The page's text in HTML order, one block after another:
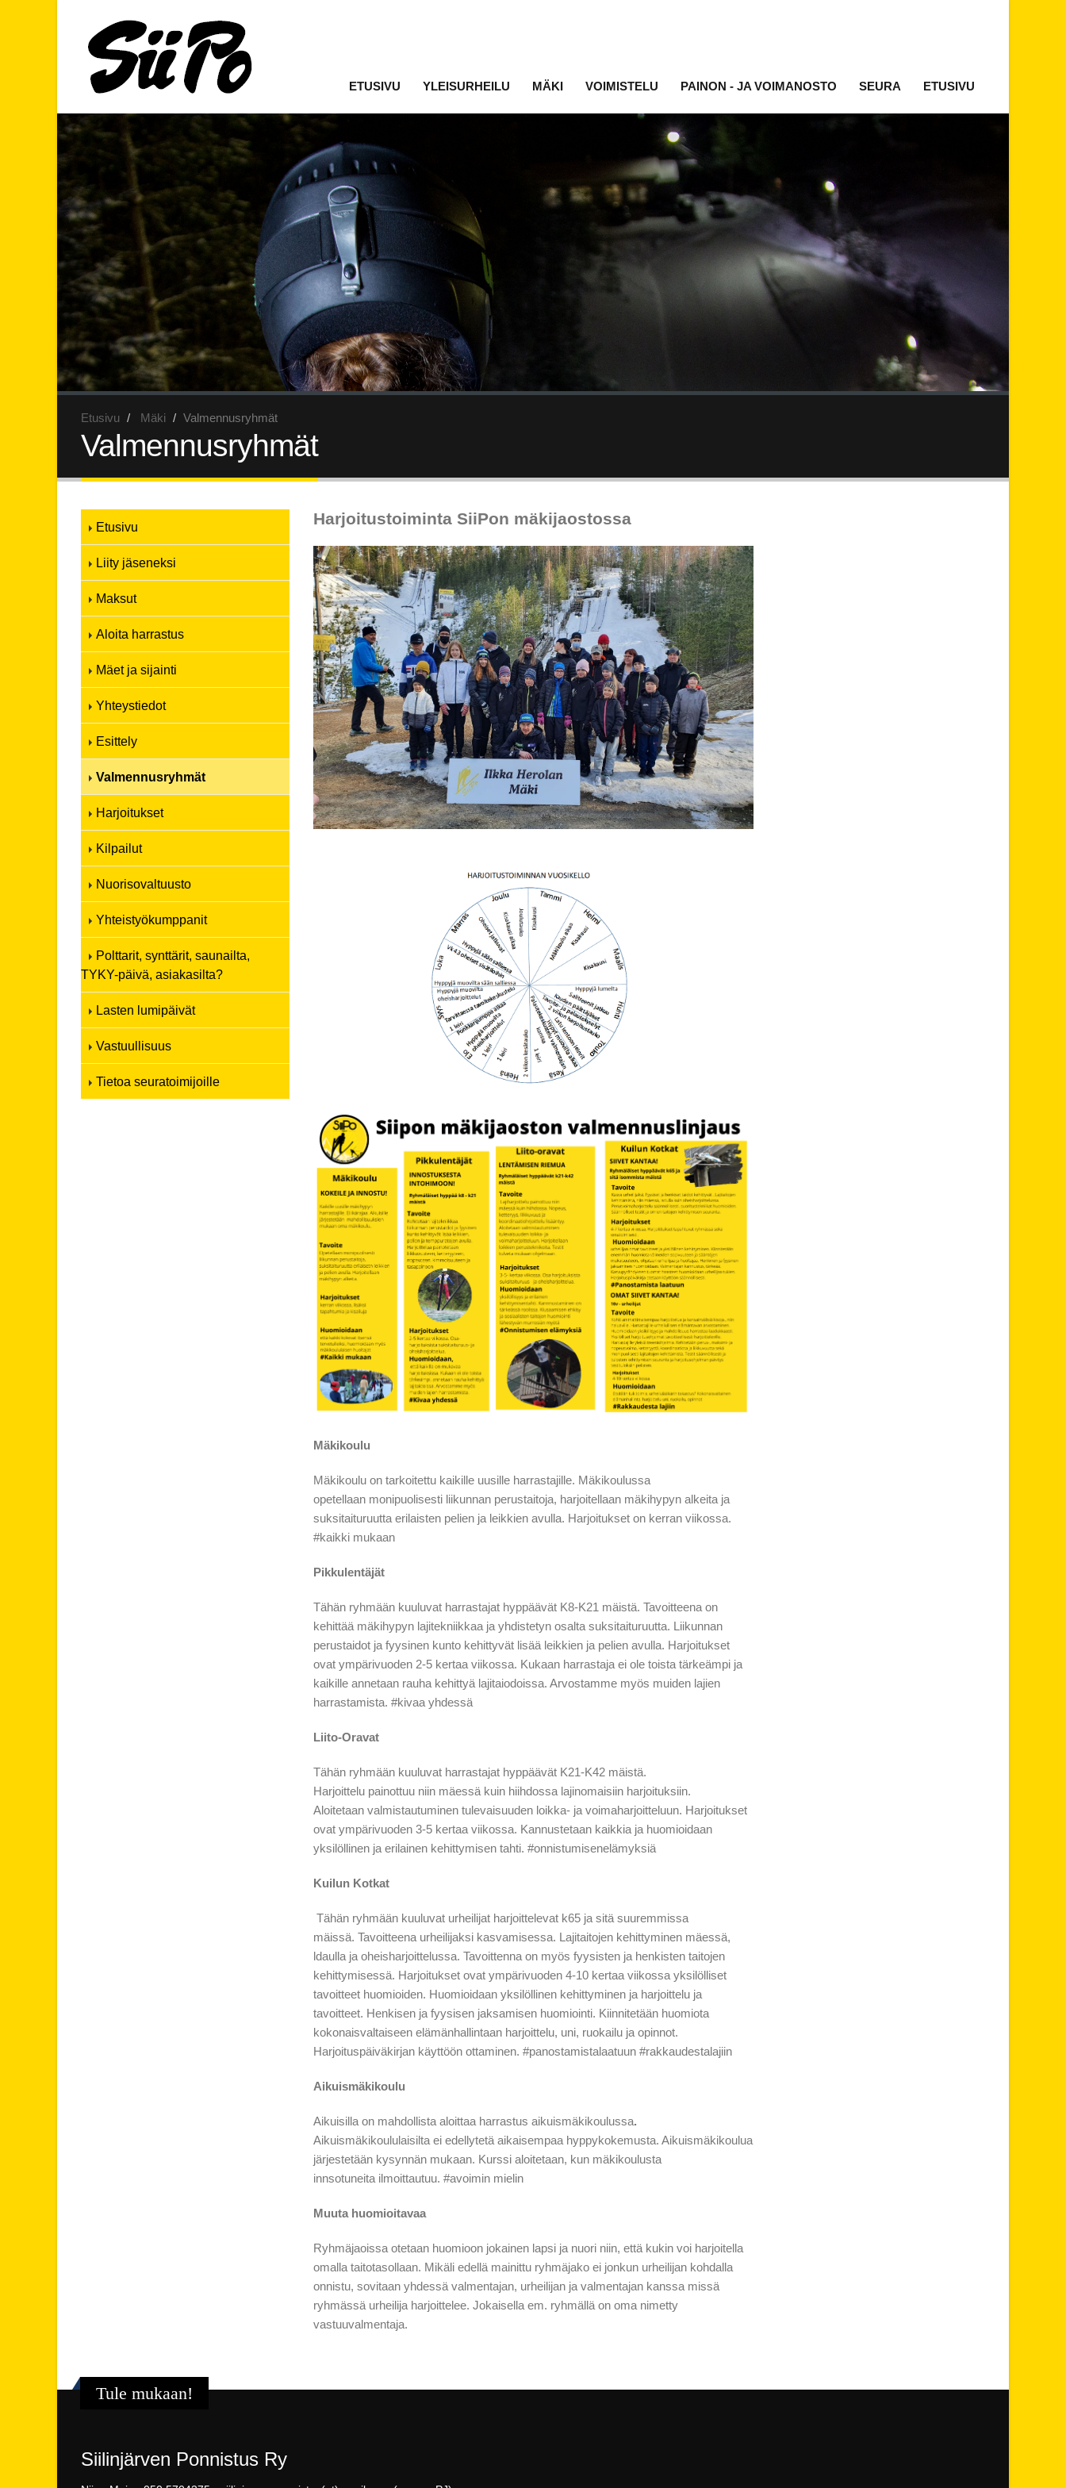
ETUSIVU YLEISURHEILU MÄKI VOIMISTELU PAINON - JA VOIMANOSTO SEURA ETUSIVU
Etusivu Mäki Valmennusryhmät
Valmennusryhmät
Etusivu
Liity jäseneksi
Maksut
Aloita harrastus
Mäet ja sijainti
Yhteystiedot
Esittely
Valmennusryhmät
Harjoitukset
Kilpailut
Nuorisovaltuusto
Yhteistyökumppanit
Polttarit, synttärit, saunailta,
TYKY-päivä, asiakasilta?
Lasten lumipäivät
Vastuullisuus
Tietoa seuratoimijoille
Harjoitustoiminta SiiPon mäkijaostossa
Mäkikoulu
Mäkikoulu on tarkoitettu kaikille uusille harrastajille. Mäkikoulussa
opetellaan monipuolisesti liikunnan perustaitoja, harjoitellaan mäkihypyn alkeita ja
suksitaituruutta erilaisten pelien ja leikkien avulla. Harjoitukset on kerran viikossa.
#kaikki mukaan
Pikkulentäjät
Tähän ryhmään kuuluvat harrastajat hyppäävät K8-K21 mäistä. Tavoitteena on
kehittää mäkihypyn lajitekniikkaa ja yhdistetyn osalta suksitaituruutta. Liikunnan
perustaidot ja fyysinen kunto kehittyvät lisää leikkien ja pelien avulla. Harjoitukset
ovat ympärivuoden 2-5 kertaa viikossa. Kukaan harrastaja ei ole toista tärkeämpi ja
kaikille annetaan rauha kehittyä lajitaiodoissa. Arvostamme myös muiden lajien
harrastamista. #kivaa yhdessä
Liito-Oravat
Tähän ryhmään kuuluvat harrastajat hyppäävät K21-K42 mäistä.
Harjoittelu painottuu niin mäessä kuin hiihdossa lajinomaisiin harjoituksiin.
Aloitetaan valmistautuminen tulevaisuuden loikka- ja voimaharjoitteluun. Harjoitukset
ovat ympärivuoden 3-5 kertaa viikossa. Kannustetaan kaikkia ja huomioidaan
yksilöllinen ja erilainen kehittymisen tahti. #onnistumisenelämyksiä
Kuilun Kotkat
Tähän ryhmään kuuluvat urheilijat harjoittelevat k65 ja sitä suuremmissa
mäissä. Tavoitteena urheilijaksi kasvamisessa. Lajitaitojen kehittyminen mäessä,
ldaulla ja oheisharjoittelussa. Tavoittenna on myös fyysisten ja henkisten taitojen
kehittymisessä. Harjoitukset ovat ympärivuoden 4-10 kertaa viikossa yksilölliset
tavoitteet huomioiden. Huomioidaan yksilöllinen kehittyminen ja harjoittelu ja
tavoitteet. Henkisen ja fyysisen jaksamisen huomiointi. Kiinnitetään huomiota
kokonaisvaltaiseen elämänhallintaan harjoittelu, uni, ruokailu ja opinnot.
Harjoituspäiväkirjan käyttöön ottaminen. #panostamistalaatuun #rakkaudestalajiin
Aikuismäkikoulu
Aikuisilla on mahdollista aloittaa harrastus aikuismäkikoulussa.
Aikuismäkikoululaisilta ei edellytetä aikaisempaa hyppykokemusta. Aikuismäkikoulua
järjestetään kysynnän mukaan. Kurssi aloitetaan, kun mäkikoulusta
innsotuneita ilmoittautuu. #avoimin mielin
Muuta huomioitavaa
Ryhmäjaoissa otetaan huomioon jokainen lapsi ja nuori niin, että kukin voi harjoitella
omalla taitotasollaan. Mikäli edellä mainittu ryhmäjako ei jonkun urheilijan kohdalla
onnistu, sovitaan yhdessä valmentajan, urheilijan ja valmentajan kanssa missä
ryhmässä urheilija harjoittelee. Jokaisella em. ryhmällä on oma nimetty
vastuuvalmentaja.
Tule mukaan!
Siilinjärven Ponnistus Ry